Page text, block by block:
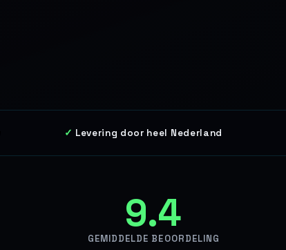
Levering door heel Nederland
9.4
GEMIDDELDE BEOORDELING